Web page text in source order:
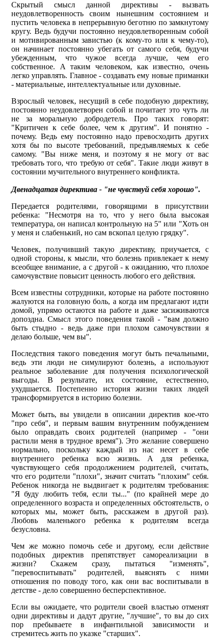
Скрытый смысл данной директивы - вызвать
неудовлетворенность своим нынешним состоянием и
пустить человека в непрерывную беготню по замкнутому
кругу. Ведь будучи постоянно неудовлетворенным собой
и мотивированным завистью (к кому-то или к чему-то),
он начинает постоянно убегать от самого себя, будучи
убежденным, что чужое всегда лучше, чем его
собственное. А таким человеком, как известно, очень
легко управлять. Главное - создавать ему новые приманки
- материальные, интеллектуальные или духовные.
Взрослый человек, несущий в себе подобную директиву,
постоянно неудовлетворен собой и почитает это чуть ли
не за моральную добродетель. Про таких говорят:
"Критичен к себе более, чем к другим". И понятно -
почему. Ведь ему постоянно надо превосходить других
хотя бы по высоте требований, предъявляемых к себе
самому. "Вы ниже меня, и поэтому я не могу от вас
требовать того, что требую от себя". Такие люди живут в
состоянии мучительного внутреннего конфликта.
Двенадцатая директива - "не чувствуй себя хорошо".
Передается родителями, говорящими в присутствии
ребенка: "Несмотря на то, что у него была высокая
температура, он написал контрольную на 5" или "Хоть он
у меня и слабенький, но сам вскопал целую грядку".
Человек, получивший такую директиву, приучается, с
одной стороны, к мысли, что болезнь привлекает к нему
всеобщее внимание, а с другой - к ожиданию, что плохое
самочувствие повысит ценность любого его действия.
Всем известны сотрудники, которые на работе постоянно
жалуются на головную боль, а когда им предлагают идти
домой, упрямо остаются на работе и даже засиживаются
допоздна. Смысл этого поведения такой - "вам должно
быть стыдно - ведь даже при плохом самочувствии я
делаю больше, чем вы".
Последствия такого поведения могут быть печальными,
ведь эти люди не симулируют болезнь, а используют
реальное заболевание для получения психологической
выгоды. В результате, их состояние, естественно,
ухудшается. Постепенно история жизни таких людей
трансформируется в историю болезни.
Может быть, вы увидели в описании директив кое-что
"про себя", и первым вашим внутренним побуждением
было оправдать своих родителей (например - "они
растили меня в трудное время"). Это желание совершено
нормально, поскольку каждый из нас несет в себе
внутреннего ребенка всю жизнь. А для ребенка,
чувствующего себя продолжением родителей, считать,
что его родители "плохи", значит считать "плохим" себя.
Ребенок никогда не выдвигает к родителям требования:
"Я буду любить тебя, если ты..." (по крайней мере до
определенного возраста и определенных обстоятельств, о
которых мы, может быть, расскажем в другой раз).
Любовь маленького ребенка к родителям всегда
безусловна.
Чем же можно помочь себе и другому, если действие
подобных директив препятствует самореализации в
жизни? Скажем сразу, пытаться "изменять",
"перевоспитывать" родителей, выяснять с ними
отношения по поводу того, как они вас воспитывали в
детстве - дело совершенно бесперспективное.
Если вы ожидаете, что родители своей властью отменят
одни директивы и дадут другие, "лучшие", то вы до сих
пор пребываете в инфантильной зависимости и
стремитесь жить по указке "старших".